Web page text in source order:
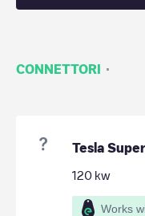
CONNETTORI ·
Tesla
120 kw
Works